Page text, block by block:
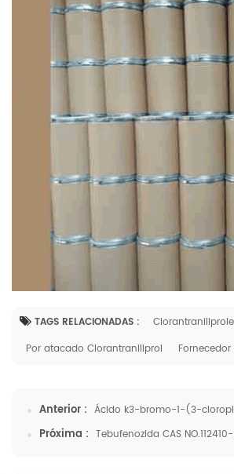
TAGS RELACIONADAS :
Por atacado Clorantraniliprol
Anterior : Ácido k3-bromo-1-(3-
Próxima : Tebufenozida CAS